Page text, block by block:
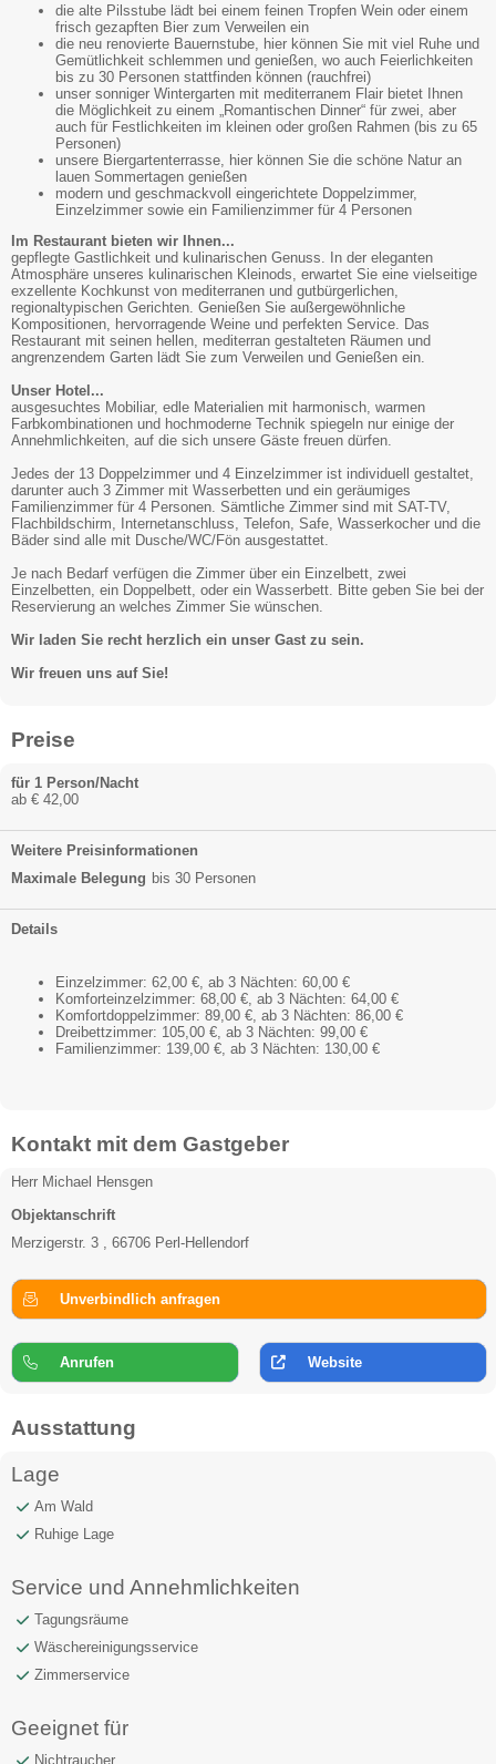
die alte Pilsstube lädt bei einem feinen Tropfen Wein oder einem
frisch gezapften Bier zum Verweilen ein
die neu renovierte Bauernstube, hier können Sie mit viel Ruhe und
Gemütlichkeit schlemmen und genießen, wo auch Feierlichkeiten
bis zu 30 Personen stattfinden können (rauchfrei)
unser sonniger Wintergarten mit mediterranem Flair bietet Ihnen
die Möglichkeit zu einem „Romantischen Dinner“ für zwei, aber
auch für Festlichkeiten im kleinen oder großen Rahmen (bis zu 65
Personen)
unsere Biergartenterrasse, hier können Sie die schöne Natur an
lauen Sommertagen genießen
modern und geschmackvoll eingerichtete Doppelzimmer,
Einzelzimmer sowie ein Familienzimmer für 4 Personen
Im Restaurant bieten wir Ihnen...
gepflegte Gastlichkeit und kulinarischen Genuss. In der eleganten
Atmosphäre unseres kulinarischen Kleinods, erwartet Sie eine vielseitige
exzellente Kochkunst von mediterranen und gutbürgerlichen,
regionaltypischen Gerichten. Genießen Sie außergewöhnliche
Kompositionen, hervorragende Weine und perfekten Service. Das
Restaurant mit seinen hellen, mediterran gestalteten Räumen und
angrenzendem Garten lädt Sie zum Verweilen und Genießen ein.
Unser Hotel...
ausgesuchtes Mobiliar, edle Materialien mit harmonisch, warmen
Farbkombinationen und hochmoderne Technik spiegeln nur einige der
Annehmlichkeiten, auf die sich unsere Gäste freuen dürfen.
Jedes der 13 Doppelzimmer und 4 Einzelzimmer ist individuell gestaltet,
darunter auch 3 Zimmer mit Wasserbetten und ein geräumiges
Familienzimmer für 4 Personen. Sämtliche Zimmer sind mit SAT-TV,
Flachbildschirm, Internetanschluss, Telefon, Safe, Wasserkocher und die
Bäder sind alle mit Dusche/WC/Fön ausgestattet.
Je nach Bedarf verfügen die Zimmer über ein Einzelbett, zwei
Einzelbetten, ein Doppelbett, oder ein Wasserbett. Bitte geben Sie bei der
Reservierung an welches Zimmer Sie wünschen.
Wir laden Sie recht herzlich ein unser Gast zu sein.
Wir freuen uns auf Sie!
Preise
für 1 Person/Nacht
ab € 42,00
Weitere Preisinformationen
Maximale Belegung bis 30 Personen
Details
Einzelzimmer: 62,00 €, ab 3 Nächten: 60,00 €
Komforteinzelzimmer: 68,00 €, ab 3 Nächten: 64,00 €
Komfortdoppelzimmer: 89,00 €, ab 3 Nächten: 86,00 €
Dreibettzimmer: 105,00 €, ab 3 Nächten: 99,00 €
Familienzimmer: 139,00 €, ab 3 Nächten: 130,00 €
Kontakt mit dem Gastgeber
Herr Michael Hensgen
Objektanschrift
Merzigerstr. 3 , 66706 Perl-Hellendorf
Unverbindlich anfragen
Anrufen Website
Ausstattung
Lage
Am Wald
Ruhige Lage
Service und Annehmlichkeiten
Tagungsräume
Wäschereinigungsservice
Zimmerservice
Geeignet für
Nichtraucher